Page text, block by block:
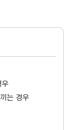
는 경우